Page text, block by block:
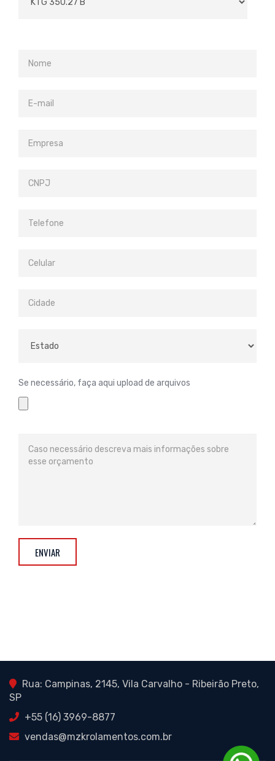
Se necessário, faça aqui upload de arquivos
ENVIAR
Rua: Campinas, 2145, Vila Carvalho - Ribeirão Preto,
SP
+55 (16) 3969-8877
vendas@mzkrolamentos.com.br